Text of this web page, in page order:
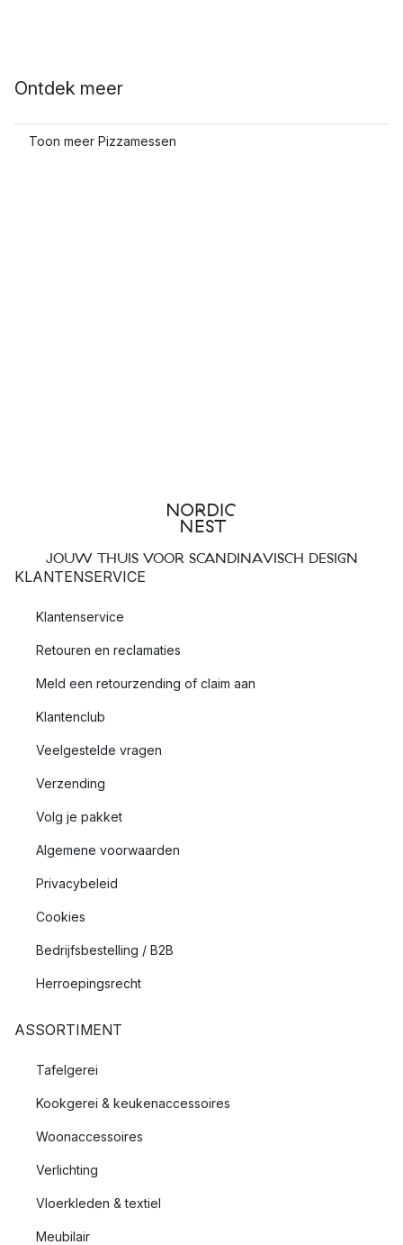
Ontdek meer
Toon meer Pizzamessen
JOUW THUIS VOOR SCANDINAVISCH DESIGN
KLANTENSERVICE
Klantenservice
Retouren en reclamaties
Meld een retourzending of claim aan
Klantenclub
Veelgestelde vragen
Verzending
Volg je pakket
Algemene voorwaarden
Privacybeleid
Cookies
Bedrijfsbestelling / B2B
Herroepingsrecht
ASSORTIMENT
Tafelgerei
Kookgerei & keukenaccessoires
Woonaccessoires
Verlichting
Vloerkleden & textiel
Meubilair